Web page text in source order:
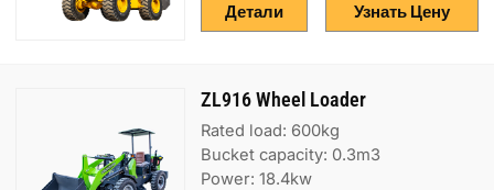
Узнать Цену
Детали
ZL916 Wheel Loader
Rated load: 600kg
Bucket capacity: 0.3m3
Power: 18.4kw